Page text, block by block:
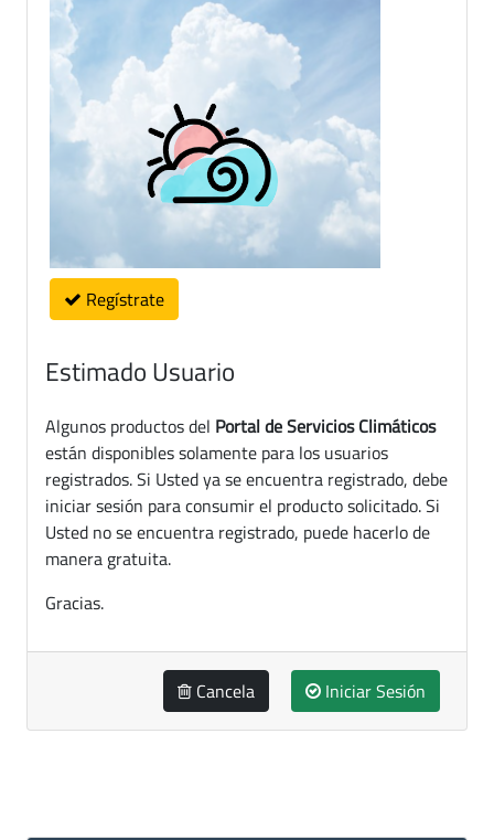
Regístrate
Estimado Usuario
Algunos productos del Portal de Servicios Climáticos
están disponibles solamente para los usuarios
registrados. Si Usted ya se encuentra registrado, debe
iniciar sesión para consumir el producto solicitado. Si
Usted no se encuentra registrado, puede hacerlo de
manera gratuita.
Gracias.
Cancela Iniciar Sesión